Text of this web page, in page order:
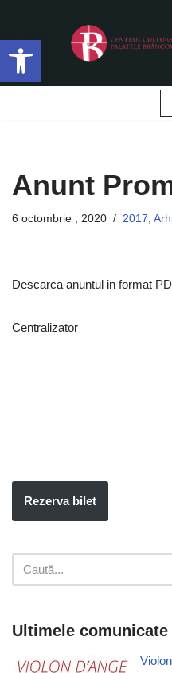
Deschide
Sari
la
conținut
Anunt
6 octombrie , 2020 2017
Descarca anuntul in format
Centralizator
Rezerva bilet
Ultimele comunicate